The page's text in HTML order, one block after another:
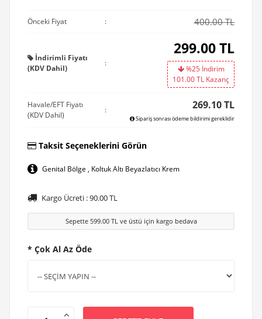
Önceki Fiyat : 400.00 TL
İndirimli Fiyatı
(KDV Dahil)
:
299.00TL
%25 İndirim
101.00TL Kazanç
Havale/EFT Fiyatı
(KDV Dahil)
: 269.10 TL
Sipariş sonrası ödeme bildirimi gereklidir
Taksit Seçeneklerini Görün
Genital Bölge , Koltuk Altı Beyazlatıcı Krem
Kargo Ücreti :90.00TL
Sepette 599.00TL ve üstü için kargo bedava
* Çok Al Az Öde